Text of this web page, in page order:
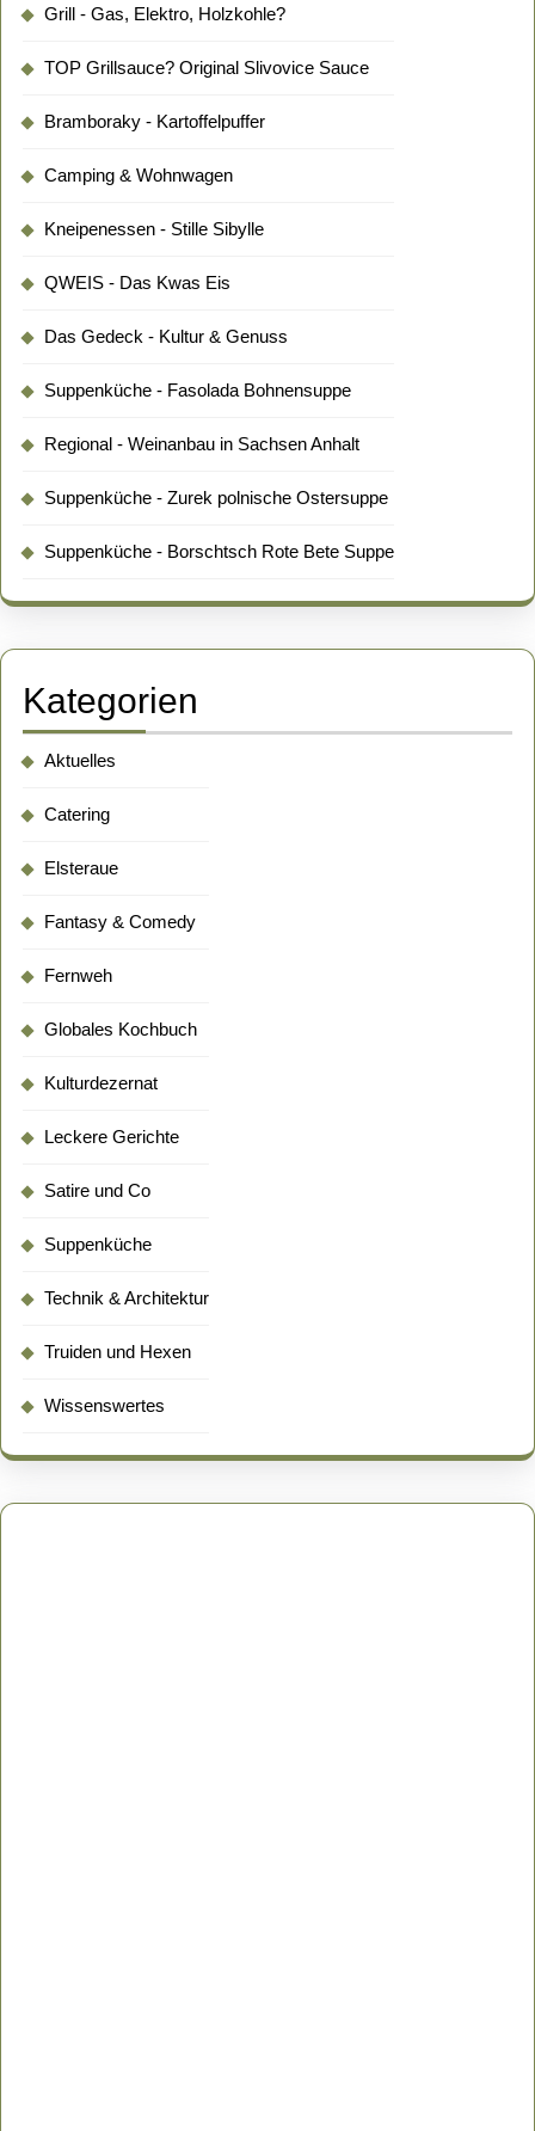
Grill - Gas, Elektro, Holzkohle?
TOP Grillsauce? Original Slivovice Sauce
Bramboraky - Kartoffelpuffer
Camping & Wohnwagen
Kneipenessen - Stille Sibylle
QWEIS - Das Kwas Eis
Das Gedeck - Kultur & Genuss
Suppenküche - Fasolada Bohnensuppe
Regional - Weinanbau in Sachsen Anhalt
Suppenküche - Zurek polnische Ostersuppe
Suppenküche - Borschtsch Rote Bete Suppe
Kategorien
Aktuelles
Catering
Elsteraue
Fantasy & Comedy
Fernweh
Globales Kochbuch
Kulturdezernat
Leckere Gerichte
Satire und Co
Suppenküche
Technik & Architektur
Truiden und Hexen
Wissenswertes